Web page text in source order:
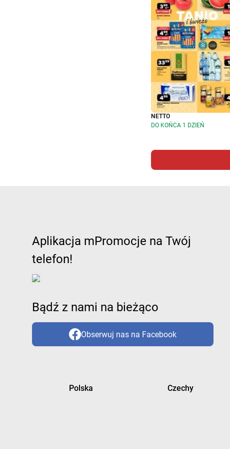
NETTO
DO KOŃCA 1 DZIEŃ
Aplikacja mPromocje na Twój
telefon!
Bądź z nami na bieżąco
Obserwuj nas na Facebook
Polska Czechy